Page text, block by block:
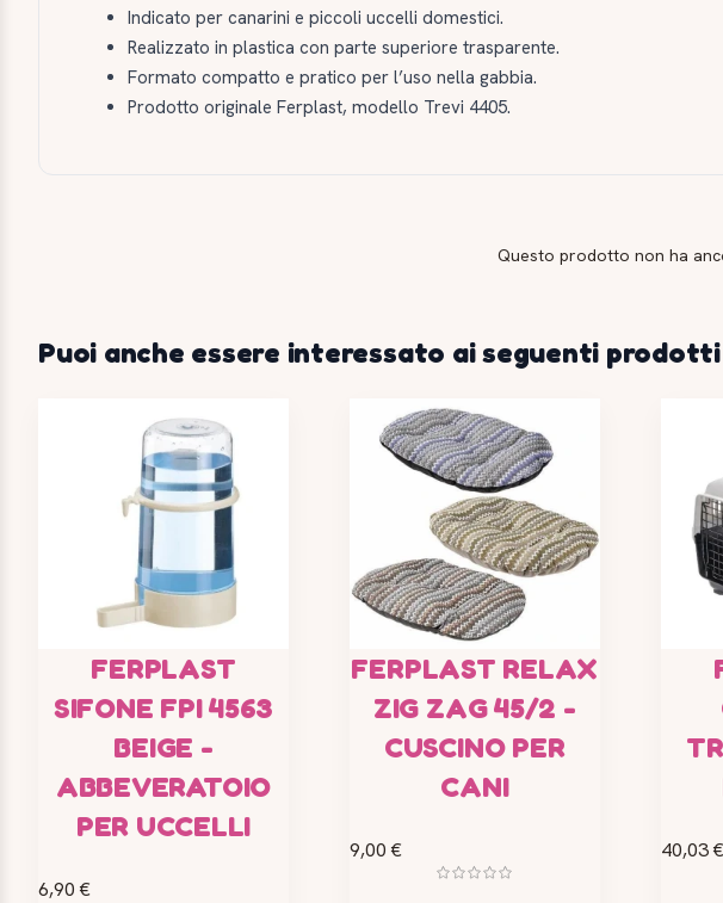
Indicato per canarini e piccoli uccelli domestici.
Realizzato in plastica con parte superiore trasparente.
Formato compatto e pratico per l’uso nella gabbia.
Prodotto originale Ferplast, modello Trevi 4405.
Questo prodotto non ha
Puoi anche essere interessato ai seguenti prodotti
FERPLAST
SIFONE FPI 4563
BEIGE -
ABBEVERATOIO
PER UCCELLI
6,90 €
FERPLAST RELAX
ZIG ZAG 45/2 -
CUSCINO PER
CANI
9,00 € 40,03 €